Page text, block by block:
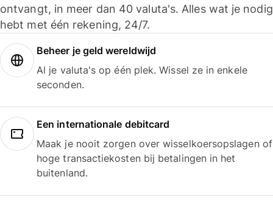
ontvangt, in meer dan 40 valuta's. Alles wat je nodig
hebt met één rekening, 24/7.
Beheer je geld wereldwijd
Al je valuta's op één plek. Wissel ze in enkele
seconden.
Een internationale debitcard
Maak je nooit zorgen over wisselkoersopslagen of
hoge transactiekosten bij betalingen in het
buitenland.